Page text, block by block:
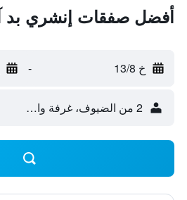
أفضل صفقات إنشري بد
خ 13/8 -
2 من الضيوف، غرفة واحدة